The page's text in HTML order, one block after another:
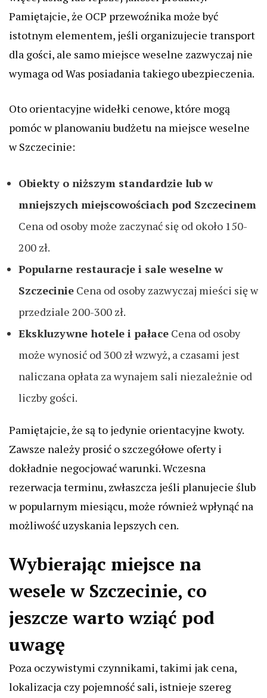
Pamiętajcie, że OCP przewoźnika może być
istotnym elementem, jeśli organizujecie transport
dla gości, ale samo miejsce weselne zazwyczaj nie
wymaga od Was posiadania takiego ubezpieczenia.
Oto orientacyjne widełki cenowe, które mogą
pomóc w planowaniu budżetu na miejsce weselne
w Szczecinie:
Obiekty o niższym standardzie lub w
mniejszych miejscowościach pod Szczecinem
Cena od osoby może zaczynać się od około 150-
200 zł.
Popularne restauracje i sale weselne w
Szczecinie Cena od osoby zazwyczaj mieści się w
przedziale 200-300 zł.
Ekskluzywne hotele i pałace Cena od osoby
może wynosić od 300 zł wzwyż, a czasami jest
naliczana opłata za wynajem sali niezależnie od
liczby gości.
Pamiętajcie, że są to jedynie orientacyjne kwoty.
Zawsze należy prosić o szczegółowe oferty i
dokładnie negocjować warunki. Wczesna
rezerwacja terminu, zwłaszcza jeśli planujecie ślub
w popularnym miesiącu, może również wpłynąć na
możliwość uzyskania lepszych cen.
Wybierając miejsce na
wesele w Szczecinie, co
jeszcze warto wziąć pod
uwagę
Poza oczywistymi czynnikami, takimi jak cena,
lokalizacja czy pojemność sali, istnieje szereg